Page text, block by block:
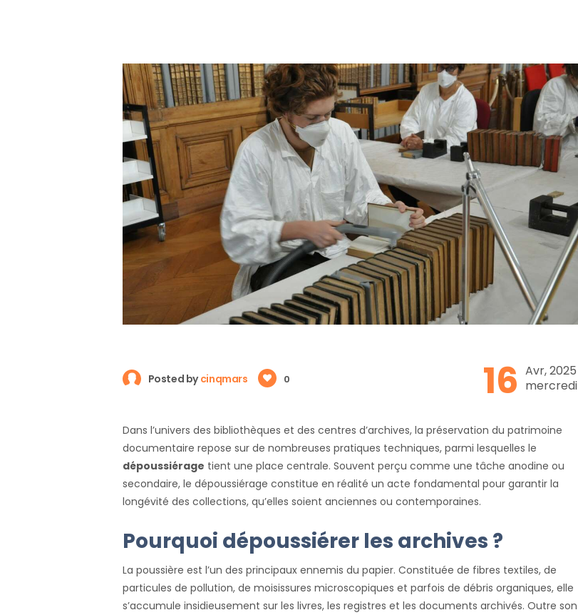
16 Avr, 2025
mercredi
Posted bycinqmars 0
Dans l’univers des bibliothèques et des centres d’archives, la préservation du patrimoine
documentaire repose sur de nombreuses pratiques techniques, parmi lesquelles le
dépoussiérage tient une place centrale. Souvent perçu comme une tâche anodine ou
secondaire, le dépoussiérage constitue en réalité un acte fondamental pour garantir la
longévité des collections, qu’elles soient anciennes ou contemporaines.
Pourquoi dépoussiérer les archives ?
La poussière est l’un des principaux ennemis du papier. Constituée de fibres textiles, de
particules de pollution, de moisissures microscopiques et parfois de débris organiques, elle
s’accumule insidieusement sur les livres, les registres et les documents archivés. Outre son